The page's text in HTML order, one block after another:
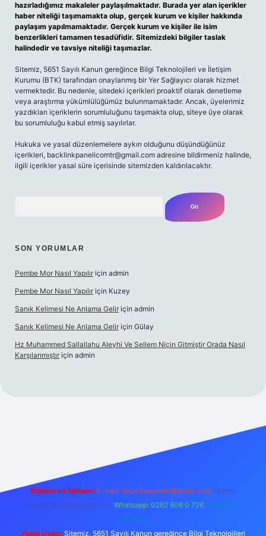
hazırladığımız makaleler paylaşılmaktadır. Burada yer alan içerikler
haber niteliği taşımamakta olup, gerçek kurum ve kişiler hakkında
paylaşım yapılmamaktadır. Gerçek kurum ve kişiler ile isim
benzerlikleri tamamen tesadüfidir. Sitemizdeki bilgiler taslak
halindedir ve tavsiye niteliği taşımazlar.
Sitemiz, 5651 Sayılı Kanun gereğince Bilgi Teknolojileri ve İletişim
Kurumu (BTK) tarafından onaylanmış bir Yer Sağlayıcı olarak hizmet
vermektedir. Bu nedenle, sitedeki içerikleri proaktif olarak denetleme
veya araştırma yükümlülüğümüz bulunmamaktadır. Ancak, üyelerimiz
yazdıkları içeriklerin sorumluluğunu taşımakta olup, siteye üye olarak
bu sorumluluğu kabul etmiş sayılırlar.
Hukuka ve yasal düzenlemelere aykırı olduğunu düşündüğünüz
içerikleri, backlinkpanelicomtr@gmail.com adresine bildirmeniz halinde,
ilgili içerikler yasal süre içerisinde sitemizden kaldırılacaktır.
SON YORUMLAR
Pembe Mor Nasıl Yapılır için admin
Pembe Mor Nasıl Yapılır için Kuzey
Sanık Kelimesi Ne Anlama Gelir için admin
Sanık Kelimesi Ne Anlama Gelir için Gülay
Hz Muhammed Sallallahu Aleyhi Ve Sellem Niçin Gitmiştir Orada Nasıl
Karşılanmıştır için admin
Reklam ve İletişim: E-mail: backlinkpaneli@gmail.com Teams:
forumhizmeti@gmail.com Whatsapp: 0262 606 0 726 Telegram:
@karabul
Yasal Uyarı: Sitemiz, 5651 Sayılı Kanun gereğince Bilgi Teknolojileri